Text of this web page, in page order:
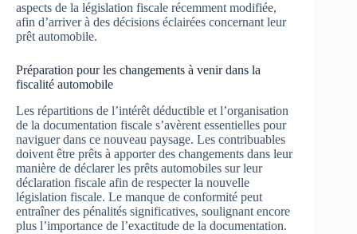
aspects de la législation fiscale récemment modifiée,
afin d’arriver à des décisions éclairées concernant leur
prêt automobile.
Préparation pour les changements à venir dans la
fiscalité automobile
Les répartitions de l’intérêt déductible et l’organisation
de la documentation fiscale s’avèrent essentielles pour
naviguer dans ce nouveau paysage. Les contribuables
doivent être prêts à apporter des changements dans leur
manière de déclarer les prêts automobiles sur leur
déclaration fiscale afin de respecter la nouvelle
législation fiscale. Le manque de conformité peut
entraîner des pénalités significatives, soulignant encore
plus l’importance de l’exactitude de la documentation.